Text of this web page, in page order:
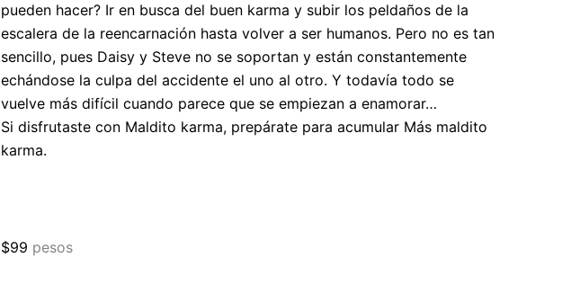
pueden hacer? Ir en busca del buen karma y subir los peldaños de la
escalera de la reencarnación hasta volver a ser humanos. Pero no es tan
sencillo, pues Daisy y Steve no se soportan y están constantemente
echándose la culpa del accidente el uno al otro. Y todavía todo se
vuelve más difícil cuando parece que se empiezan a enamorar…
Si disfrutaste con Maldito karma, prepárate para acumular Más maldito
karma.
$99 pesos